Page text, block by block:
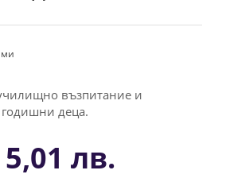
възпитание и
годишни деца.
лв.